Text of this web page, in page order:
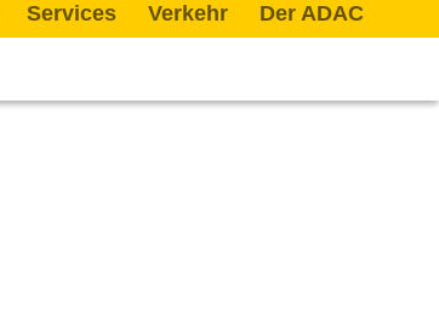
Services Verkehr Der ADAC